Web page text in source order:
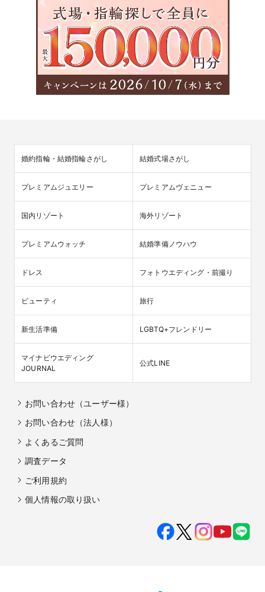
婚約指輪・結婚指輪さがし 結婚式場さがし
プレミアムジュエリー プレミアムヴェニュー
国内リゾート 海外リゾート
プレミアムウォッチ 結婚準備ノウハウ
ドレス フォトウエディング・前撮り
ビューティ 旅行
新生活準備 LGBTQ+フレンドリー
マイナビウエディング
JOURNAL
公式LINE
お問い合わせ（ユーザー様）
お問い合わせ（法人様）
よくあるご質問
調査データ
ご利用規約
個人情報の取り扱い